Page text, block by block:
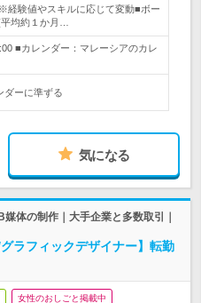
経験値やスキルに応じて変動■ボー
均約１か月…
■カレンダー：マレーシアのカレ
ーに準ずる
気になる
体の制作｜大手企業と多数取引｜
ラフィックデザイナー】転勤
女性のおしごと掲載中